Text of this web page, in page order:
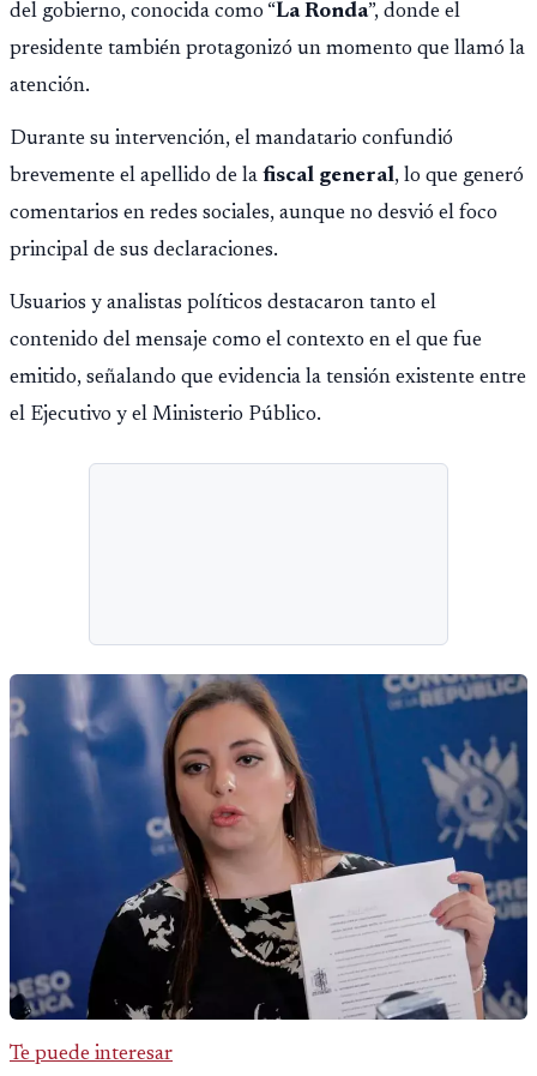
del gobierno, conocida como “La Ronda”, donde el
presidente también protagonizó un momento que llamó la
atención.
Durante su intervención, el mandatario confundió
brevemente el apellido de la fiscal general, lo que generó
comentarios en redes sociales, aunque no desvió el foco
principal de sus declaraciones.
Usuarios y analistas políticos destacaron tanto el
contenido del mensaje como el contexto en el que fue
emitido, señalando que evidencia la tensión existente entre
el Ejecutivo y el Ministerio Público.
Te puede interesar